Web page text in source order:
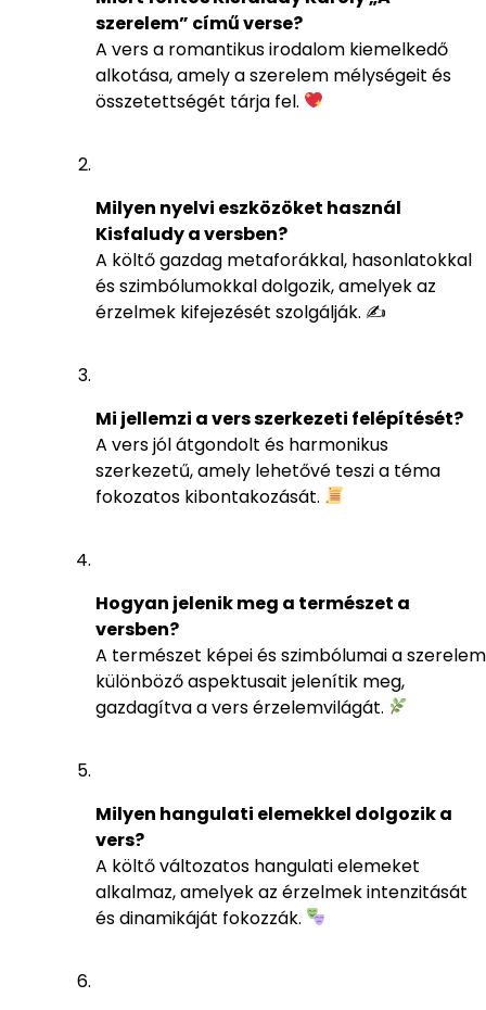
szerelem” című verse?
A vers a romantikus irodalom kiemelkedő
alkotása, amely a szerelem mélységeit és
összetettségét tárja fel.
Milyen nyelvi eszközöket használ
Kisfaludy a versben?
A költő gazdag metaforákkal, hasonlatokkal
és szimbólumokkal dolgozik, amelyek az
érzelmek kifejezését szolgálják. ✍️
Mi jellemzi a vers szerkezeti felépítését?
A vers jól átgondolt és harmonikus
szerkezetű, amely lehetővé teszi a téma
fokozatos kibontakozását.
Hogyan jelenik meg a természet a
versben?
A természet képei és szimbólumai a szerelem
különböző aspektusait jelenítik meg,
gazdagítva a vers érzelemvilágát.
Milyen hangulati elemekkel dolgozik a
vers?
A költő változatos hangulati elemeket
alkalmaz, amelyek az érzelmek intenzitását
és dinamikáját fokozzák.